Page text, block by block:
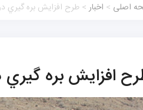
اصلی > اخبار> طرح افزايش بره گيري
افزايش بره گيري